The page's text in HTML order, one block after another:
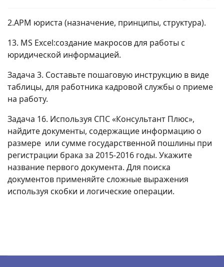
2.АРМ юриста (назначение, принципы, структура).
13. MS Excel:создание макросов для работы с
юридической информацией.
Задача 3. Составьте пошаговую инструкцию в виде
таблицы, для работника кадровой службы о приеме
на работу.
Задача 16. Используя СПС «Консультант Плюс»,
найдите документы, содержащие информацию о
размере или сумме государственной пошлины при
регистрации брака за 2015-2016 годы. Укажите
название первого документа. Для поиска
документов применяйте сложные выражения
используя скобки и логические операции.